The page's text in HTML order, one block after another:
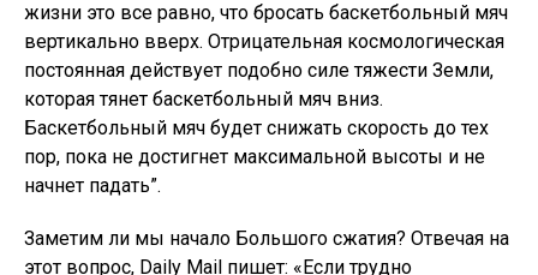
жизни это все равно, что бросать баскетбольный мяч
вертикально вверх. Отрицательная космологическая
постоянная действует подобно силе тяжести Земли,
которая тянет баскетбольный мяч вниз.
Баскетбольный мяч будет снижать скорость до тех
пор, пока не достигнет максимальной высоты и не
начнет падать”.
Заметим ли мы начало Большого сжатия? Отвечая на
этот вопрос, Daily Mail пишет: «Если трудно